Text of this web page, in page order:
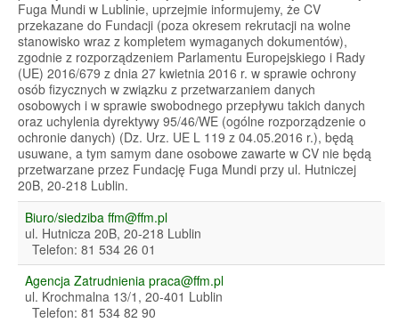
Fuga Mundi w Lublinie, uprzejmie informujemy, że CV
przekazane do Fundacji (poza okresem rekrutacji na wolne
stanowisko wraz z kompletem wymaganych dokumentów),
zgodnie z rozporządzeniem Parlamentu Europejskiego i Rady
(UE) 2016/679 z dnia 27 kwietnia 2016 r. w sprawie ochrony
osób fizycznych w związku z przetwarzaniem danych
osobowych i w sprawie swobodnego przepływu takich danych
oraz uchylenia dyrektywy 95/46/WE (ogólne rozporządzenie o
ochronie danych) (Dz. Urz. UE L 119 z 04.05.2016 r.), będą
usuwane, a tym samym dane osobowe zawarte w CV nie będą
przetwarzane przez Fundację Fuga Mundi przy ul. Hutniczej
20B, 20-218 Lublin.
Biuro/siedziba ffm@ffm.pl
ul. Hutnicza 20B, 20-218 Lublin
Telefon: 81 534 26 01
Agencja Zatrudnienia praca@ffm.pl
ul. Krochmalna 13/1, 20-401 Lublin
Telefon: 81 534 82 90